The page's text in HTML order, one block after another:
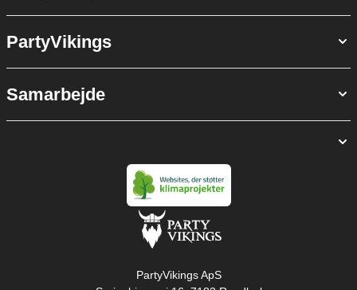
PartyVikings
Samarbejde
PartyVikings ApS